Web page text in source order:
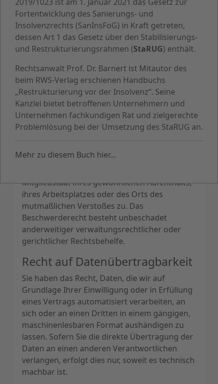
DERARTIGER WERBUNG EINZULEGEN; DIES
GILT AUCH FÜR DAS PROFILING, SOWEIT ES
MIT SOLCHER DIREKTWERBUNG IN
VERBINDUNG STEHT. WENN SIE
WIDERSPRECHEN, WERDEN IHRE
ANSCHLIESSEND NICHT MEHR ZUM ZWECKE
DER DIREKTWERBUNG VERWENDET
(WIDERSPRUCH NACH ART. 21 ABS. 2 DSGVO).
Beschwerde­recht bei der
zuständigen Aufsichts­behörde
den Betroffenen ein Beschwerderecht bei
Mitgliedstaat ihres gewöhnlichen Aufenthalts,
ihres Arbeitsplatzes oder des Orts des
mutmaßlichen Verstoßes zu. Das
Beschwerderecht besteht unbeschadet
anderweitiger verwaltungsrechtlicher oder
gerichtlicher Rechtsbehelfe.
Recht auf Daten­übertrag­barkeit
Sie haben das Recht, Daten, die wir auf
Grundlage Ihrer Einwilligung oder in Erfüllung
eines Vertrags automatisiert verarbeiten, an
sich oder an einen Dritten in einem gängigen,
maschinenlesbaren Format aushändigen zu
lassen. Sofern Sie die direkte Übertragung der
Daten an einen anderen Verantwortlichen
verlangen, erfolgt dies nur, soweit es technisch
machbar ist.
Fortentwicklung des Sanierungs- und
Insolvenzrechts (SanInsFoG) in Kraft getreten,
dessen Art 1 das Gesetz über den Stabilisierungs-
und Restrukturierungsrahmen (StaRUG) enthält.
Rechtsanwalt Prof. Dr. Barnert ist Mitautor des
beim RWS-Verlag erschienen Handbuchs
„Restrukturierung vor der Insolvenz“. Seine
Kanzlei bietet betroffenen Unternehmern und
Unternehmen fachkundigen Rat und zielgerechte
Problemlösung bei der Umsetzung des StaRUG an.
Mehr zu diesem Buch hier...